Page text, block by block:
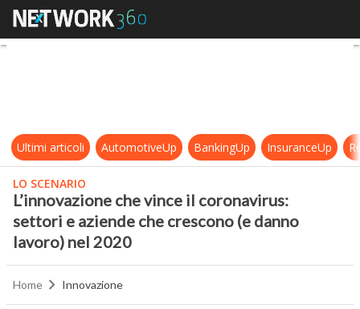
L’innovazione che vince il
Ultimi articoli AutomotiveUp BankingUp InsuranceUp
LO SCENARIO
L’innovazione che vince il coronavirus:
settori e aziende che crescono (e danno
lavoro) nel 2020
Home Innovazione